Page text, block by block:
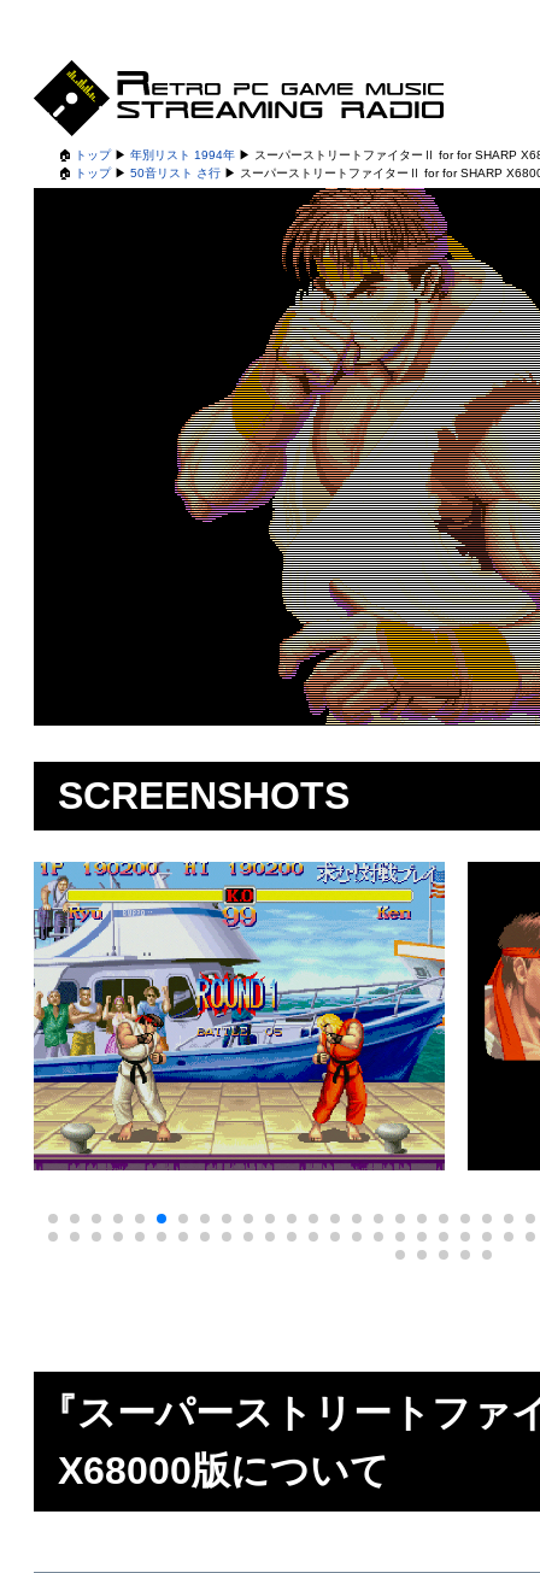
🏠 トップ▶ 年別リスト 1994年 ▶ スーパーストリートファイターⅡ for for SHARP
🏠
トップ▶ 50音リスト さ行 ▶ スーパーストリートファイターⅡ for for SHARP
SCREENSHOTS
『スーパーストリートフ
X68000版について